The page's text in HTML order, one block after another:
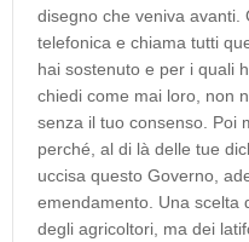
disegno che veniva avanti.
telefonica e chiama tutti
hai sostenuto e per i quali
chiedi come mai loro, non
senza il tuo consenso. Poi
perché, al di là delle tue
uccisa questo Governo,
emendamento. Una scelta
degli agricoltori, ma dei